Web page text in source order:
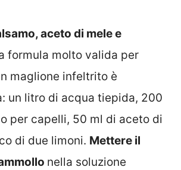
aceto di mele e
formula molto valida per
maglione infeltrito è
un litro di acqua tiepida, 200
per capelli, 50 ml di aceto di
di due limoni. Mettere il
nella soluzione